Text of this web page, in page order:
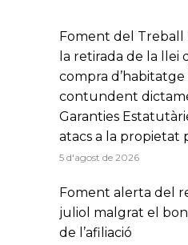
Foment del Treball
la retirada de la llei
compra d’habitatge
contundent
Garanties
atacs a la propietat
5 d'agost de 2026
Foment alerta del
juliol malgrat el
de l’afiliació